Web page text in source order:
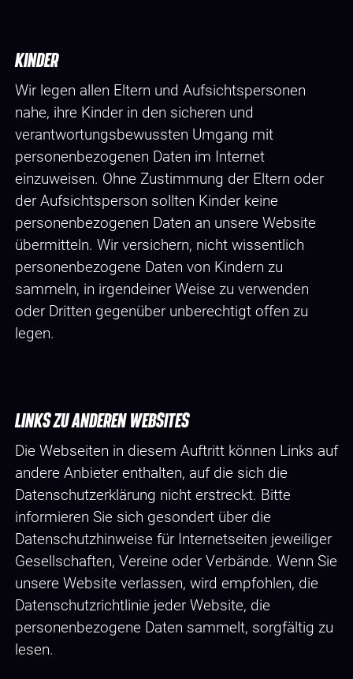
KINDER
Wir legen allen Eltern und Aufsichtspersonen
nahe, ihre Kinder in den sicheren und
verantwortungsbewussten Umgang mit
personenbezogenen Daten im Internet
einzuweisen. Ohne Zustimmung der Eltern oder
der Aufsichtsperson sollten Kinder keine
personenbezogenen Daten an unsere Website
übermitteln. Wir versichern, nicht wissentlich
personenbezogene Daten von Kindern zu
sammeln, in irgendeiner Weise zu verwenden
oder Dritten gegenüber unberechtigt offen zu
legen.
LINKS ZU ANDEREN WEBSITES
Die Webseiten in diesem Auftritt können Links auf
andere Anbieter enthalten, auf die sich die
Datenschutzerklärung nicht erstreckt. Bitte
informieren Sie sich gesondert über die
Datenschutzhinweise für Internetseiten jeweiliger
Gesellschaften, Vereine oder Verbände. Wenn Sie
unsere Website verlassen, wird empfohlen, die
Datenschutzrichtlinie jeder Website, die
personenbezogene Daten sammelt, sorgfältig zu
lesen.